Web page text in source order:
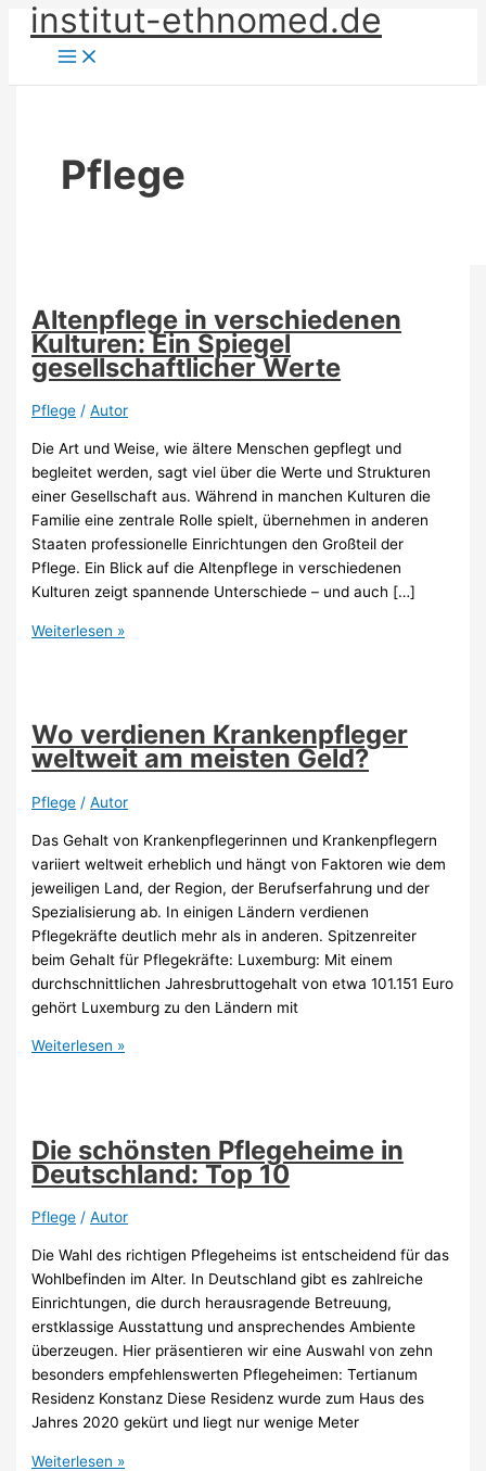
Zum
Inhalt
springen
institut-ethnomed.de
Pflege
Altenpflege in verschiedenen
Kulturen: Ein Spiegel
gesellschaftlicher Werte
Pflege /Autor
Die Art und Weise, wie ältere Menschen gepflegt und
begleitet werden, sagt viel über die Werte und Strukturen
einer Gesellschaft aus. Während in manchen Kulturen die
Familie eine zentrale Rolle spielt, übernehmen in anderen
Staaten professionelle Einrichtungen den Großteil der
Pflege. Ein Blick auf die Altenpflege in verschiedenen
Kulturen zeigt spannende Unterschiede – und auch […]
Altenpflege
Ein
Spiegel
gesellschaftlicher
Werte
Weiterlesen »
Wo verdienen Krankenpfleger
weltweit am meisten Geld?
Pflege /Autor
Das Gehalt von Krankenpflegerinnen und Krankenpflegern
variiert weltweit erheblich und hängt von Faktoren wie dem
jeweiligen Land, der Region, der Berufserfahrung und der
Spezialisierung ab. In einigen Ländern verdienen
Pflegekräfte deutlich mehr als in anderen. Spitzenreiter
beim Gehalt für Pflegekräfte: Luxemburg: Mit einem
durchschnittlichen Jahresbruttogehalt von etwa 101.151 Euro
gehört Luxemburg zu den Ländern mit
Wo
am
meisten
Geld?
Weiterlesen »
Die schönsten Pflegeheime in
Deutschland: Top 10
Pflege /Autor
Die Wahl des richtigen Pflegeheims ist entscheidend für das
Wohlbefinden im Alter. In Deutschland gibt es zahlreiche
Einrichtungen, die durch herausragende Betreuung,
erstklassige Ausstattung und ansprechendes Ambiente
überzeugen. Hier präsentieren wir eine Auswahl von zehn
besonders empfehlenswerten Pflegeheimen: Tertianum
Residenz Konstanz Diese Residenz wurde zum Haus des
Jahres 2020 gekürt und liegt nur wenige Meter
Die
Weiterlesen »